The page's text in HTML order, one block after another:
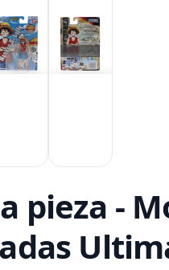
pieza -